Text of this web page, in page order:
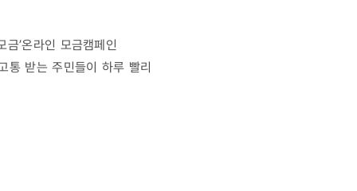
’온라인 모금캠페인
통 받는 주민들이 하루 빨리